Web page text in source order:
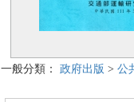
一般分類： 政府出版 > 公